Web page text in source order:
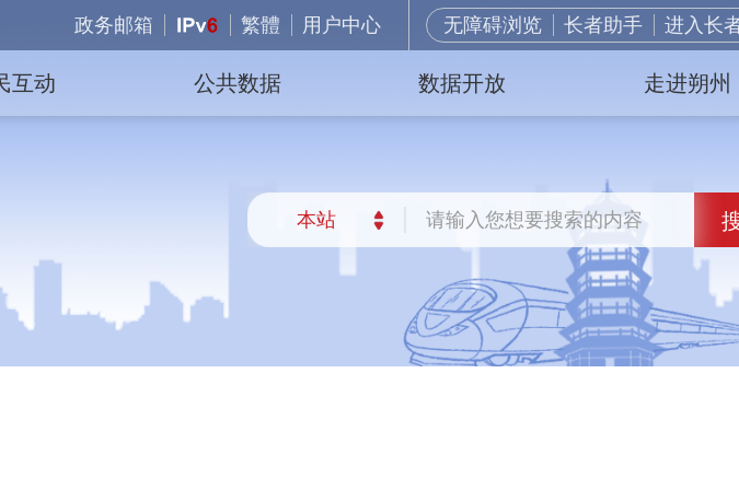
政务邮箱 繁體 用户中心 无障碍浏览 长者助手 进入长
互动 公共数据 数据开放 走进朔州